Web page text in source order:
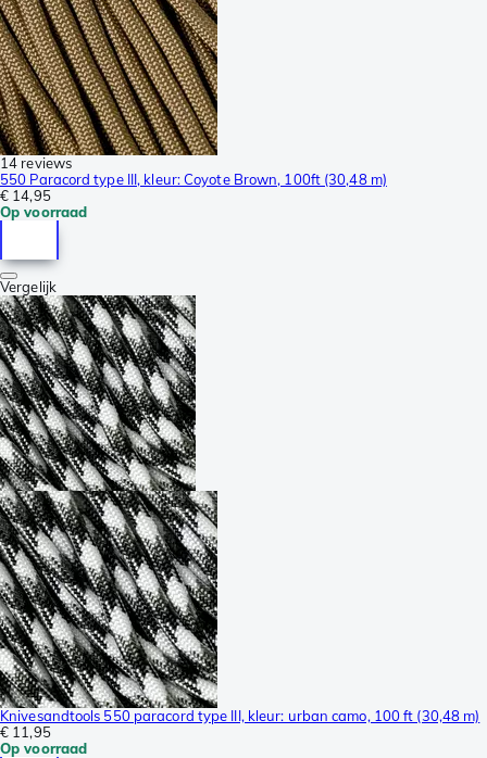
14 reviews
550 Paracord type III, kleur: Coyote Brown, 100ft (30,48 m)
€ 14,95
Op voorraad
Vergelijk
Knivesandtools 550 paracord type III, kleur: urban camo, 100 ft (30,48 m)
€ 11,95
Op voorraad